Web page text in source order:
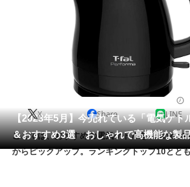
ゲーム
コンテンツ・サービス スイーツ・お菓
スマホ・携帯電
パソコン・タブレット ファッション
ペット 家電
工具・DIY 本・DVD・CD
【2023年5月】今売れている「電気ケト
＆おすすめ3選 おしゃれで高機能な製
X Share LINE
ここでは、おすすめの電気ケトルをAmazon
からピックアップ。ランキングトップ10とと